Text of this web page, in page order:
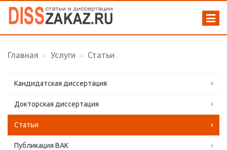
Главная Услуги Статьи
Кандидатская диссертация
Докторская диссертация
Статьи
Публикация ВАК